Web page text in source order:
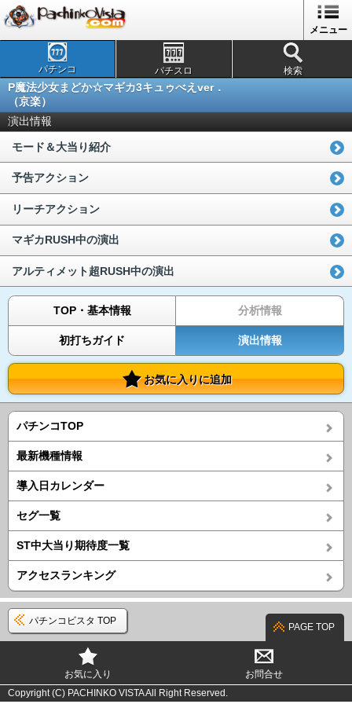
メニュー
パチンコ パチスロ 検索
P魔法少女まどか☆マギカ3キュゥべえver．
（京楽）
演出情報
モード＆大当り紹介
予告アクション
リーチアクション
マギカRUSH中の演出
アルティメット超RUSH中の演出
TOP・基本情報 分析情報
初打ちガイド 演出情報
お気に入りに追加
パチンコTOP
最新機種情報
導入日カレンダー
セグ一覧
ST中大当り期待度一覧
アクセスランキング
パチンコビスタ TOP
PAGE TOP
お気に入り
お問合せ
Copyright (C) PACHINKO VISTA All Right Reserved.